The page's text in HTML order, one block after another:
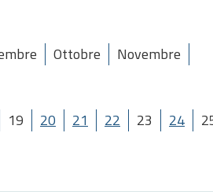
Ottobre
Novembre
19 20 21 22 23 24